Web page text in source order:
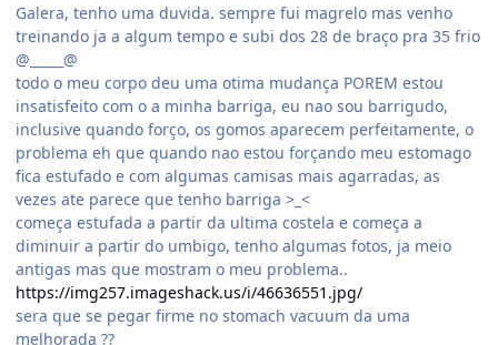
Galera, tenho uma duvida. sempre fui magrelo mas venho
treinando ja a algum tempo e subi dos 28 de braço pra 35 frio
@_____@
todo o meu corpo deu uma otima mudança POREM estou
insatisfeito com o a minha barriga, eu nao sou barrigudo,
inclusive quando forço, os gomos aparecem perfeitamente, o
problema eh que quando nao estou forçando meu estomago
fica estufado e com algumas camisas mais agarradas, as
vezes ate parece que tenho barriga >_<
começa estufada a partir da ultima costela e começa a
diminuir a partir do umbigo, tenho algumas fotos, ja meio
antigas mas que mostram o meu problema..
https://img257.imageshack.us/i/46636551.jpg/
sera que se pegar firme no stomach vacuum da uma
melhorada ??